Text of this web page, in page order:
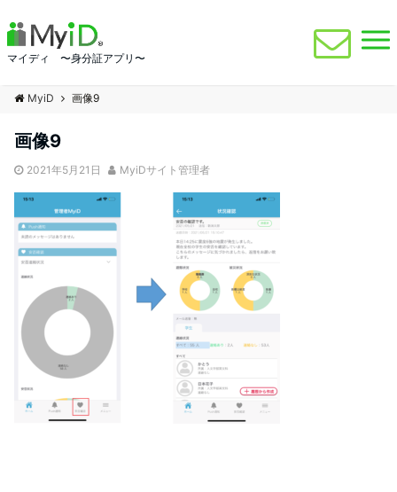
マイディ 〜身分証アプリ〜
MyiD 画像9
画像9
2021年5月21日 MyiDサイト管理者